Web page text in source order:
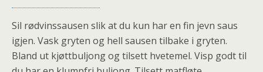
Sil rødvinssausen slik at du kun har en fin jevn saus
igjen. Vask gryten og hell sausen tilbake i gryten.
Bland ut kjøttbuljong og tilsett hvetemel. Visp godt til